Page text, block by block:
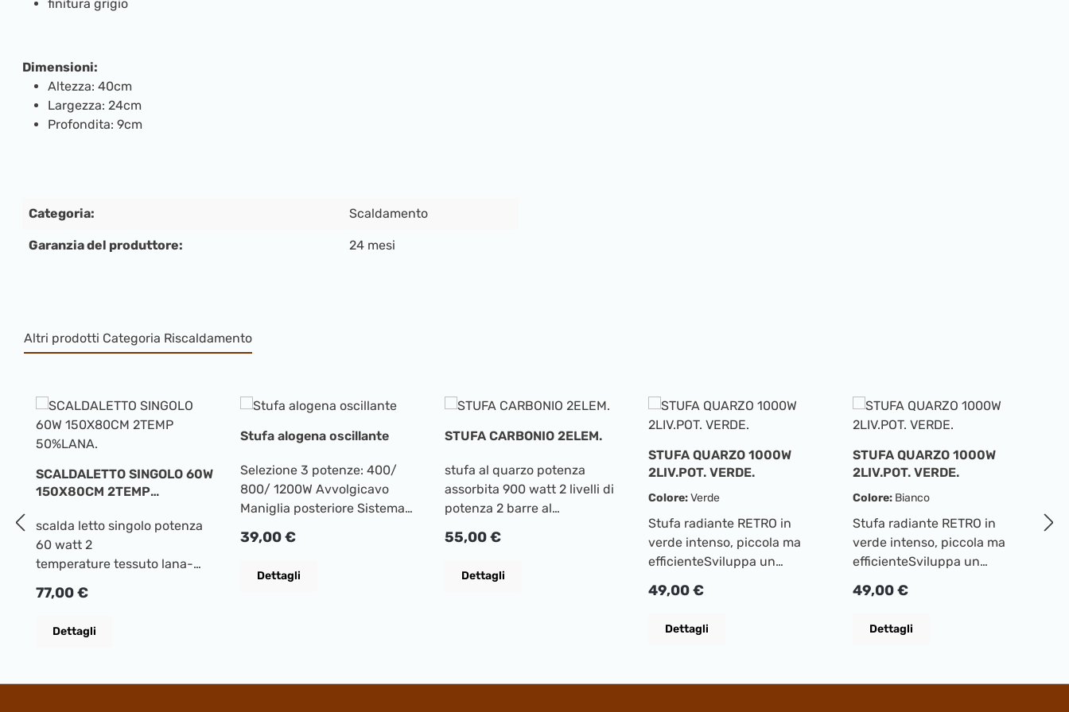
finitura grigio
Dimensioni:
Altezza: 40cm
Largezza: 24cm
Profondita: 9cm
Categoria: Scaldamento
Garanzia del produttore: 24 mesi
Altri prodotti Categoria Riscaldamento
SCALDALETTO SINGOLO 60W
150X80CM 2TEMP
scalda letto singolo potenza
60 watt 2
temperature tessuto lana-
di sicurezza controllo
temperatura protezione
Prezzo normale:
77,00 €
Dettagli
Stufa alogena oscillante
Selezione 3 potenze: 400/
800/ 1200W Avvolgicavo
Maniglia posteriore Sistema
Candele alogene Interruttore
dell'apparecchio
Prezzo normale:
39,00 €
Dettagli
STUFA CARBONIO 2ELEM.
stufa al quarzo potenza
assorbita 900 watt 2 livelli di
potenza 2 barre al
selettore installazione a
grigio-nero
Prezzo normale:
55,00 €
Dettagli
STUFA QUARZO 1000W
2LIV.POT. VERDE.
Colore:Verde
Stufa radiante RETRO in
verde intenso, piccola ma
efficienteSviluppa un
secondi2 modalità di
ECO/COMFORT Thermostato
Prezzo normale:
49,00 €
Dettagli
STUFA QUARZO 1000W
2LIV.POT. VERDE.
Colore: Bianco
Stufa radiante RETRO in
verde intenso, piccola ma
efficienteSviluppa un
secondi2 modalità di
ECO/COMFORT Thermostato
Prezzo normale:
49,00 €
Dettagli